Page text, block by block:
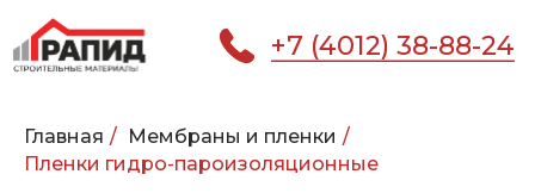
+7 (4012) 38-88-24
Главная / Мембраны и пленки /
Пленки гидро-пароизоляционные
ПЛЕНКИ ГИДРО-